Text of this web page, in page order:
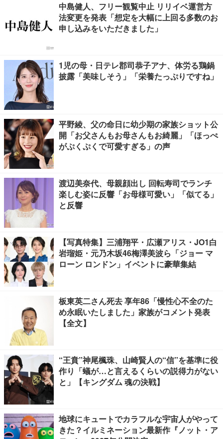
中島健人、フリー観覧中止 リリイベ運営方
法変更を発表「想定を大幅に上回る多数のお
申し込みをいただきました」
1児の母・日テレ郡司恭子アナ、体労る鶏鍋
披露「美味しそう」「栄養たっぷりですね」
平野綾、父の命日に幼少期の家族ショット公
開「お父さんもお母さんもお綺麗」「ほっぺ
がぷくぷくで可愛すぎる」の声
渡辺美奈代、母親顔出し 回転寿司でランチ
楽しむ姿に反響「お母様可愛い」「似てる」
と反響
【写真特集】三浦翔平・広瀬アリス・JO1白
岩瑠姫・元乃木坂46梅澤美波ら「ジョー マ
ローン ロンドン」イベントに豪華集結
板東英二さん死去 享年86「慢性心不全のた
め永眠いたしました」家族がコメント発表
【全文】
“王賁”神尾楓珠、山崎賢人の“信”を基準に役
作り「蟻が…と言えるくらいの説得力がない
と」【キングダム 魂の決戦】
地球にキュートでカラフルな宇宙人がやって
きた？イルミネーション最新作『ノット・ア